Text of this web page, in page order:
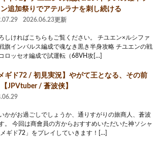
ン追加祭りでアテルラナを刺し続ける
2026.06.23更新
しければこちらもご覧ください。 チユエン×ルシファ
旗インパルス編成で魂なき黒き半身攻略 チユエンの戦
ロッセオ編成で試運転（68VH攻[…]
ギド72 / 初見実況】やがて王となる、その前
JPVtuber / 蒼波侠】
かがお過ごしでしょうか、通りすがりの旅商人、蒼波
。 今回は商會員の方からおすすめいただいた神ソシャ
ギド72」をプレイしていきます！[…]